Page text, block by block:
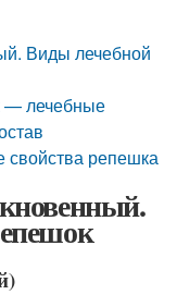
Виды лечебной
— лечебные
репешка